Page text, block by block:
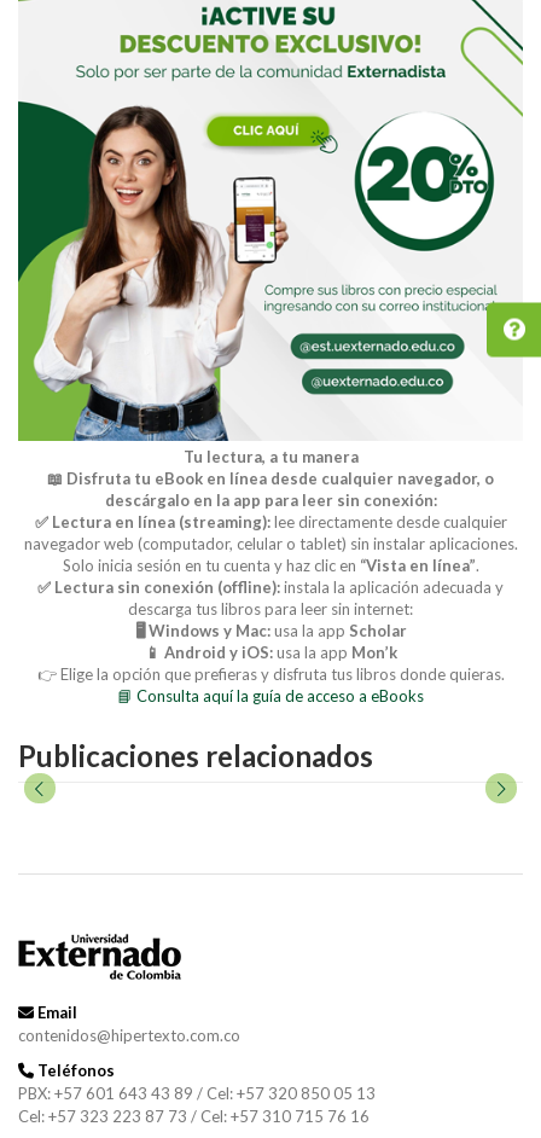
Tu lectura, a tu manera
📖 Disfruta tu eBook en línea desde cualquier navegador, o
descárgalo en la app para leer sin conexión:
✅ Lectura en línea (streaming):lee directamente desde cualquier
navegador web (computador, celular o tablet) sin instalar aplicaciones.
Solo inicia sesión en tu cuenta y haz clic en “Vista en línea”.
✅ Lectura sin conexión (offline):instala la aplicación adecuada y
descarga tus libros para leer sin internet:
🖥️ Windows y Mac:usa la app Scholar
📱 Android y iOS:usa la app Mon’k
👉 Elige la opción que prefieras y disfruta tus libros donde quieras.
📘 Consulta aquí la guía de acceso a eBooks
Publicaciones relacionados
Email
contenidos@hipertexto.com.co
Teléfonos
PBX: +57 601 643 43 89 / Cel: +57 320 850 05 13
Cel: +57 323 223 87 73 / Cel: +57 310 715 76 16